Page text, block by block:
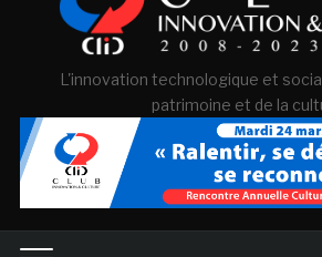
L'innovation technologique et
patrimoine et de la